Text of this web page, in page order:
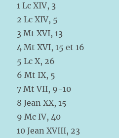
1 Lc XIV, 3
2 Lc XIV, 5
3 Mt XVI, 13
4 Mt XVI, 15 et 16
5 Lc X, 26
6 Mt IX, 5
7 Mt VII, 9-10
8 Jean XX, 15
9 Mc IV, 40
10 Jean XVIII, 23